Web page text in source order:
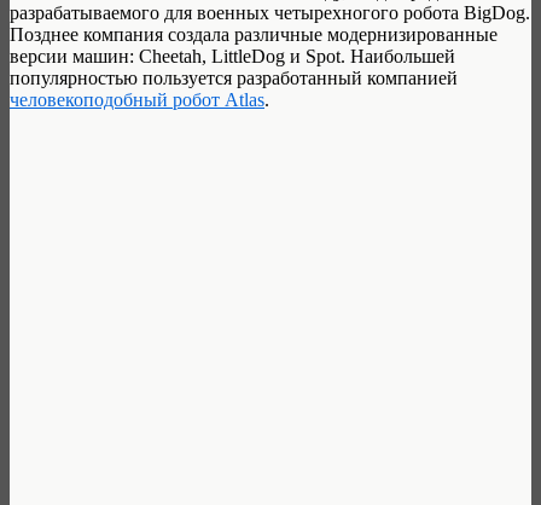
разрабатываемого для военных четырехногого робота BigDog.
Позднее компания создала различные модернизированные
версии машин: Cheetah, LittleDog и Spot. Наибольшей
популярностью пользуется разработанный компанией
человекоподобный робот Atlas.